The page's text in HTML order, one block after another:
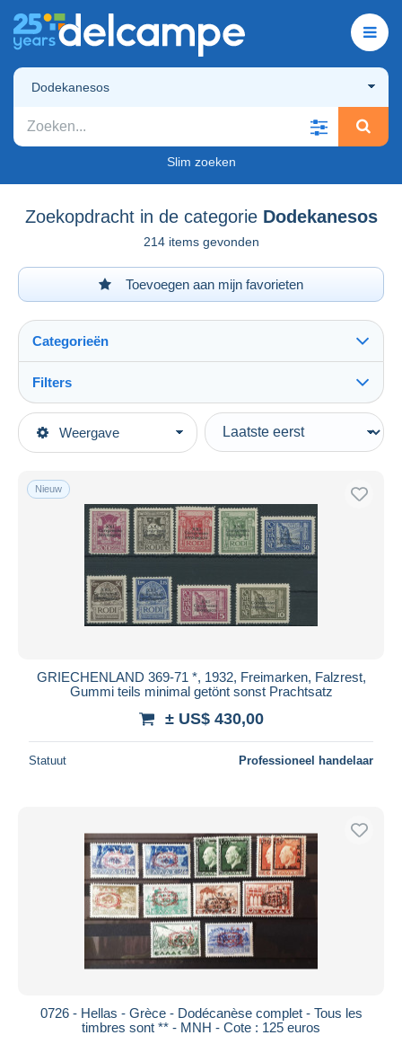
Dodekanesos
Slim zoeken
Zoekopdracht in de categorie Dodekanesos
214 items gevonden
Toevoegen aan mijn favorieten
Weergave
Categorieën
Topcategorieën
Europa
Griekenland
Nieuwe Gebieden
Dodekanesos
Filters
Type verkopen
Actief
Veiling met biedingen
Veilingen zonder biedingen
Veilinghuizen
Verkocht
Eindigt binnen
Prijs
Betaalmiddelen
PayPal
Bankoverschrijving
Mastercard
Maestro
Nieuw
GRIECHENLAND 369-71 *, 1932, Freimarken, Falzrest,
Gummi teils minimal getönt sonst Prachtsatz
± US$ 430,00
Statuut Professioneel handelaar
0726 - Hellas - Grèce - Dodécanèse complet - Tous les
timbres sont ** - MNH - Cote : 125 euros